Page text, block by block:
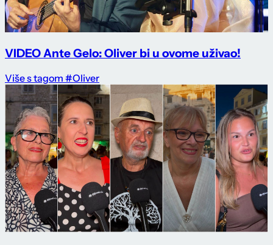
VIDEO Ante Gelo: Oliver bi u ovome uživao!
Više s tagom #Oliver